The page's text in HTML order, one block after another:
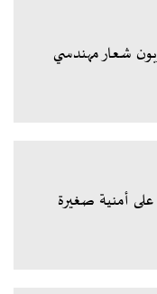
شعار مهندسي
على أمنية صغيرة